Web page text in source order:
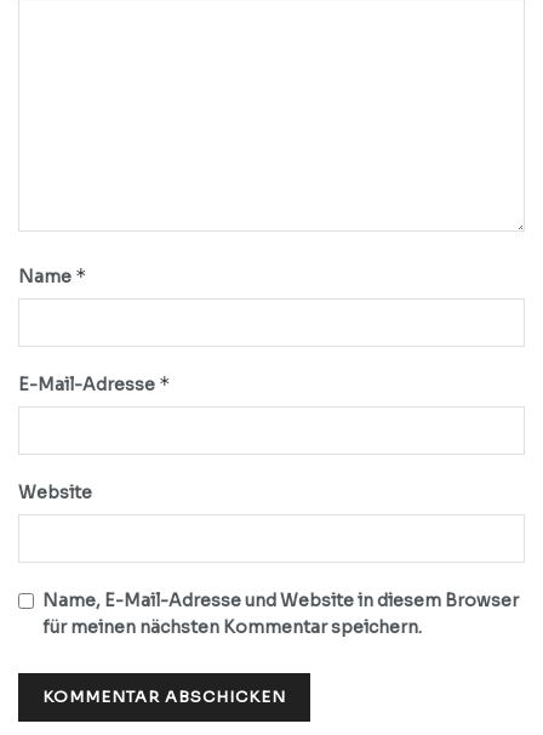
Name *
E-Mail-Adresse *
Website
Name, E-Mail-Adresse und Website in diesem Browser
für meinen nächsten Kommentar speichern.